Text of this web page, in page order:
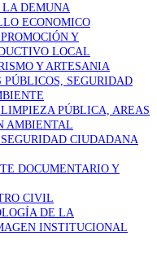
DEMUNA
ECONOMICO
Y
LOCAL
Y ARTESANIA
PÚBLICOS, SEGURIDAD
PÚBLICA, AREAS
AMBIENTAL
CIUDADANA
DOCUMENTARIO Y
CIVIL
DE LA
INSTITUCIONAL